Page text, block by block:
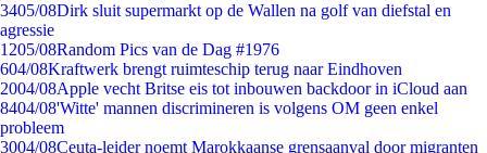
3405/08Dirk sluit supermarkt op de Wallen na golf van diefstal en
agressie
1205/08Random Pics van de Dag #1976
604/08Kraftwerk brengt ruimteschip terug naar Eindhoven
2004/08Apple vecht Britse eis tot inbouwen backdoor in iCloud aan
8404/08'Witte' mannen discrimineren is volgens OM geen enkel
probleem
3004/08Ceuta-leider noemt Marokkaanse grensaanval door migranten